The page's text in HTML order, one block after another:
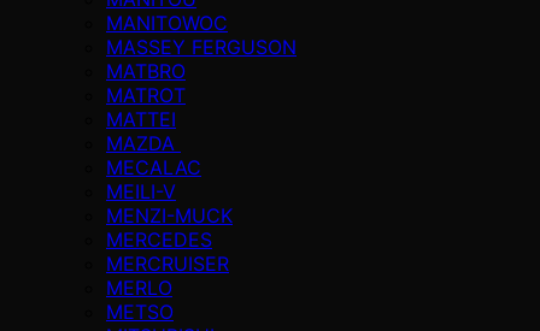
MANITOWOC
MASSEY FERGUSON
MATBRO
MATROT
MATTEI
MAZDA
MECALAC
MEILI-V
MENZI-MUCK
MERCEDES
MERCRUISER
MERLO
METSO